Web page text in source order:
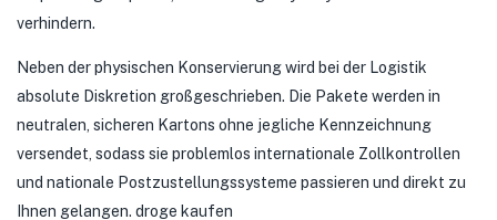
verhindern.
Neben der physischen Konservierung wird bei der Logistik
absolute Diskretion großgeschrieben. Die Pakete werden in
neutralen, sicheren Kartons ohne jegliche Kennzeichnung
versendet, sodass sie problemlos internationale Zollkontrollen
und nationale Postzustellungssysteme passieren und direkt zu
Ihnen gelangen. droge kaufen